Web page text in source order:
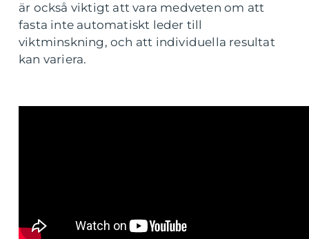
är också viktigt att vara medveten om att
fasta inte automatiskt leder till
viktminskning, och att individuella resultat
kan variera.